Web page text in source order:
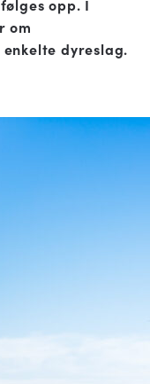
opp. I
om
dyreslag.